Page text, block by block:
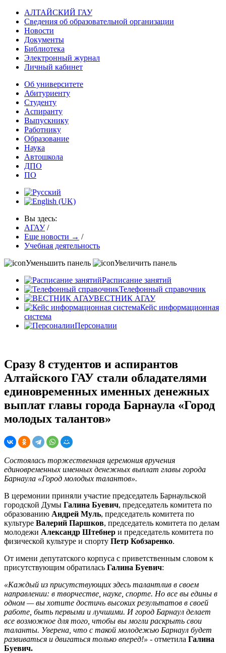
АЛТАЙСКИЙ ГАУ
Сведения об образовательной организации
Новости
Документы
Библиотека
Электронный журнал
Личный кабинет
Об университете
Абитуриенту
Студенту
Аспиранту
Выпускнику
Работнику
Образование
Наука
Автошкола
ДПО
ПО
Вы здесь:
АГАУ /
Еще новости → /
Учебная деятельность
Уменьшить панель
Увеличить панель
Расписание занятий
Телефонный справочник
ВЕСТНИК АГАУ
Кейс информационная
система
Персоналии
Сразу 8 студентов и аспирантов
Алтайского ГАУ стали обладателями
единовременных именных денежных
выплат главы города Барнаула «Город
молодых талантов»
Состоялась торжественная церемония вручения
единовременных именных денежных выплат главы города
Барнаула «Город молодых талантов».
В церемонии приняли участие председатель Барнаульской
городской Думы Галина Буевич, председатель комитета по
образованию Андрей Муль, председатель комитета по
культуре Валерий Паршков, председатель комитета по делам
молодежи Александр Штебнер и председатель комитета по
физической культуре и спорту Петр Кобзаренко.
От имени депутатского корпуса с приветственным словом к
присутствующим обратилась Галина Буевич:
«Каждый из присутствующих здесь талантлив в своем
направлении: в творчестве, науке, спорте. Но все вы едины в
одном — вы хотите достичь высоких результатов в своей
работе, быть первыми и лучшими. И город Барнаул делает
все возможное для того, чтобы вы могли раскрыть свои
таланты. Уверена, что с такой молодежью Барнаул будет
развиваться и двигаться только вперед!» - отметила Галина
Буевич.